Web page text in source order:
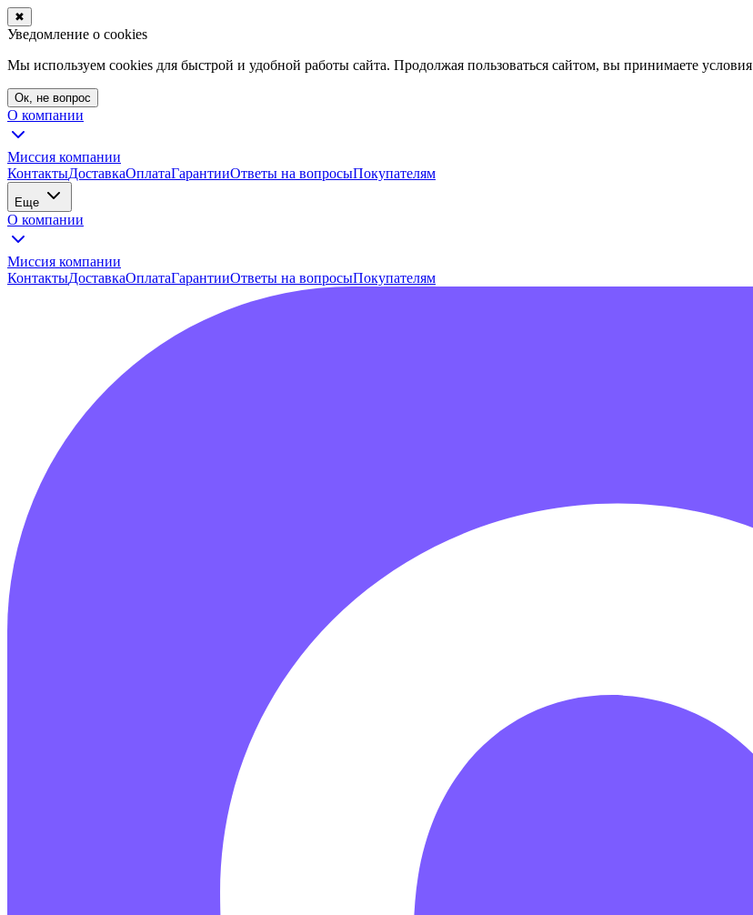
✖
Уведомление о cookies
Мы используем cookies для быстрой и удобной работы сайта. Продолжая пользоваться сайтом, вы принимаете условия
Ок, не вопрос
О компании
Миссия компании
КонтактыДоставкаОплатаГарантииОтветы на вопросыПокупателям
Еще
О компании
Миссия компании
КонтактыДоставкаОплатаГарантииОтветы на вопросыПокупателям